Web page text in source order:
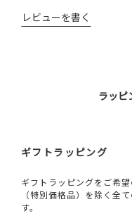
レビューを書く
ラッピ
ギフトラッピング
ギフトラッピングをご希
（特別価格品）を除く全
す。